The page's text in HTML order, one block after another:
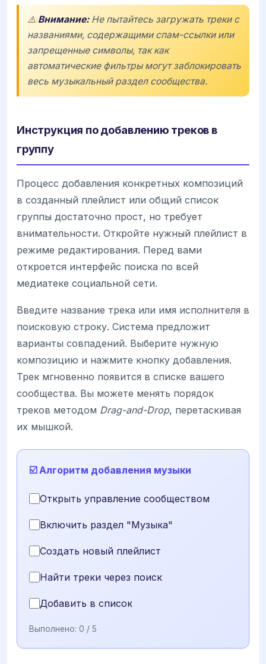
⚠️Внимание:Не пытайтесь загружать треки с
названиями, содержащими спам-ссылки или
запрещенные символы, так как
автоматические фильтры могут заблокировать
весь музыкальный раздел сообщества.
Инструкция по добавлению треков в
группу
Процесс добавления конкретных композиций
в созданный плейлист или общий список
группы достаточно прост, но требует
внимательности. Откройте нужный плейлист в
режиме редактирования. Перед вами
откроется интерфейс поиска по всей
медиатеке социальной сети.
Введите название трека или имя исполнителя в
поисковую строку. Система предложит
варианты совпадений. Выберите нужную
композицию и нажмите кнопку добавления.
Трек мгновенно появится в списке вашего
сообщества. Вы можете менять порядок
треков методом Drag-and-Drop, перетаскивая
их мышкой.
☑️ Алгоритм добавления музыки
Открыть управление сообществом
Включить раздел "Музыка"
Создать новый плейлист
Найти треки через поиск
Добавить в список
Выполнено: 0 / 5